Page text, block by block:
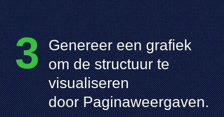
3 Genereer een grafiek
om de structuur te
visualiseren
door Paginaweergaven.